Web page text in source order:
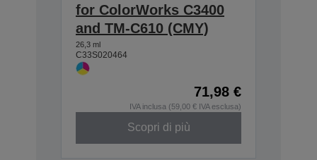
for ColorWorks C3400
and TM-C610 (CMY)
26,3 ml
C33S020464
71,98 €
IVA inclusa (59,00 € IVA esclusa)
Scopri di più